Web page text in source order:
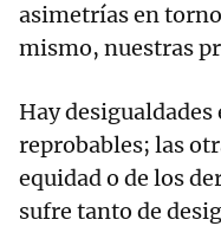
asimetrías en
mismo, nuestras
Hay
reprobables; las
equidad o de los
sufre tanto de